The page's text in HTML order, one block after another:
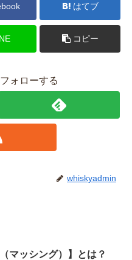
はてブ
コピー
ォローする
whiskyadmin
（マッシング）】とは？